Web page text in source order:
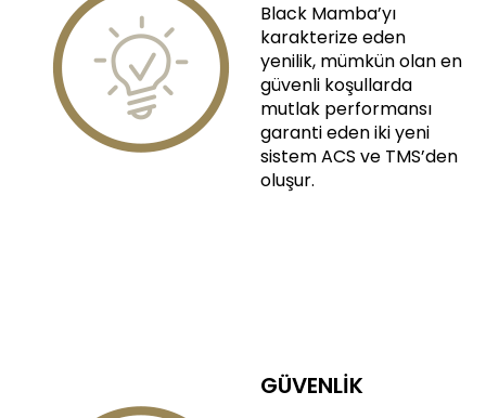
Black Mamba’yı
karakterize eden
yenilik, mümkün olan en
güvenli koşullarda
mutlak performansı
garanti eden iki yeni
sistem ACS ve TMS’den
oluşur.
GÜVENLİK